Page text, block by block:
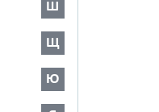
Ш
Щ
Ю